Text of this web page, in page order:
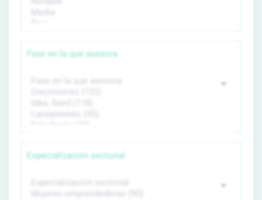
Fase en la que asesora
Especialización sectorial